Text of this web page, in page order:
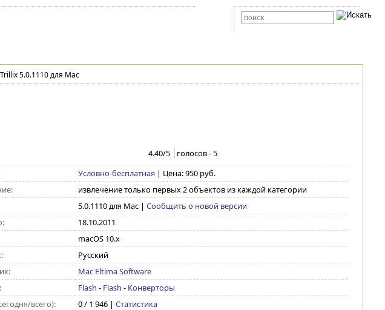
5.0.1110 для Mac
4.40/5 голосов -5
Условно-бесплатная | Цена: 950 руб.
извлечение только первых 2 объектов из каждой категории
5.0.1110 для Mac| Сообщить о новой версии
18.10.2011
macOS 10.x
Русский
Mac Eltima Software
Flash - Flash - Конверторы
всего):
0 / 1 946 | Статистика